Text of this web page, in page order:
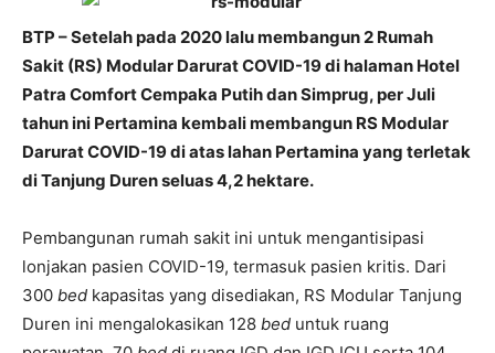
BTP – Setelah pada 2020 lalu membangun 2 Rumah
Sakit (RS) Modular Darurat COVID-19 di halaman Hotel
Patra Comfort Cempaka Putih dan Simprug, per Juli
tahun ini Pertamina kembali membangun RS Modular
Darurat COVID-19 di atas lahan Pertamina yang terletak
di Tanjung Duren seluas 4,2 hektare.
Pembangunan rumah sakit ini untuk mengantisipasi
lonjakan pasien COVID-19, termasuk pasien kritis. Dari
300 bed kapasitas yang disediakan, RS Modular Tanjung
Duren ini mengalokasikan 128 bed untuk ruang